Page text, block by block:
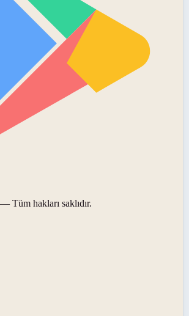
— Tüm hakları saklıdır.